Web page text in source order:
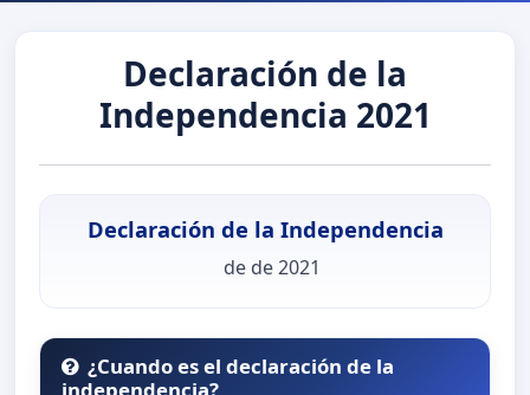
Declaración de la
Independencia 2021
Declaración de la Independencia
de de 2021
¿Cuando es el declaración de la